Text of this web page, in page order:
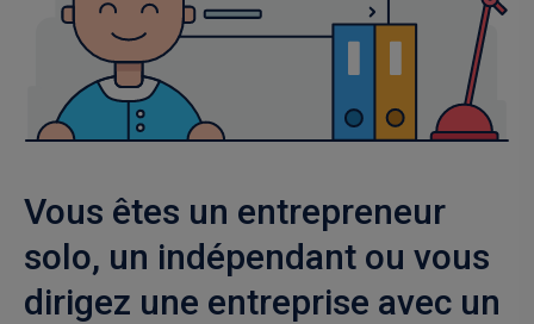
Vous êtes un entrepreneur
solo, un indépendant ou vous
dirigez une entreprise avec un